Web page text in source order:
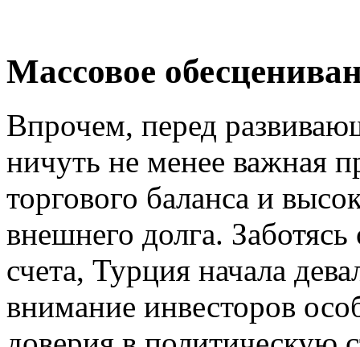
Массовое
Впрочем, перед
ничуть не менее важная
торгового баланса и
внешнего долга.
счета, Турция начала
внимание инвесторов